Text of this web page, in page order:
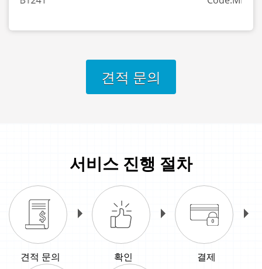
견적 문의
서비스 진행 절차
견적 문의 확인 결제